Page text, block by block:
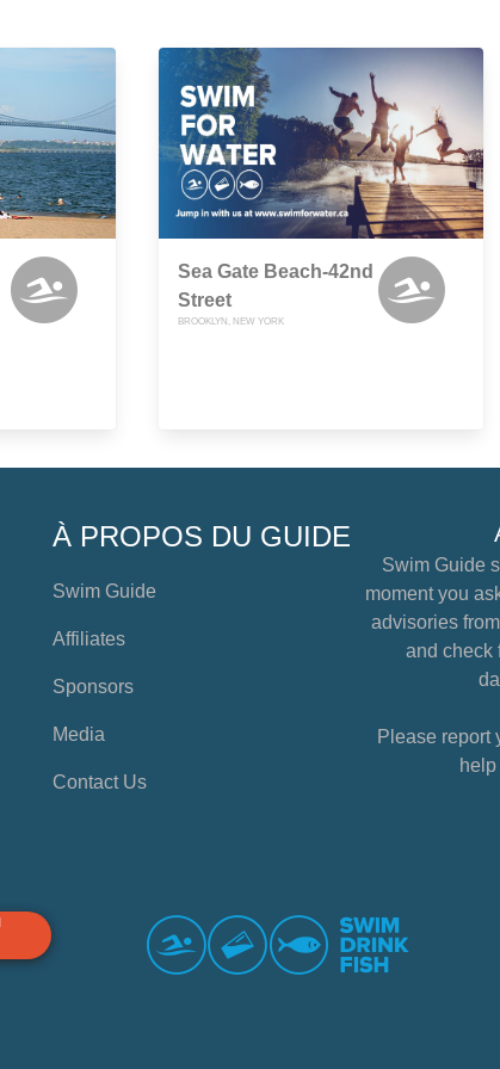
Sea Gate Beach-42nd
Street
BROOKLYN, NEW YORK
À PROPOS DU GUIDE
Swim Guide
Affiliates
Sponsors
Media
Contact Us
Swim Guide
moment you
advisories
and check
Please report